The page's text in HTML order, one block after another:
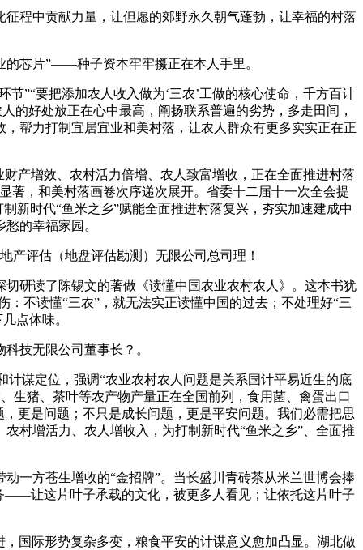
程中贡献力量，让但愿的郊野永久朝气蓬勃，让幸福的村落
芯片”——种子资本牢牢攥正在本人手里。
”“要把添加农人收入做为‘三农’工做的核心使命，千方百计
的好处放正在心中最高，阐扬联系普遍的劣势，多走田间，
帮力打制宜居宜业和美村落，让农人群众有更多实实正在正
产增效、农村活力倍增、农人致富增收，正在全面推进村落
著，和美村落画卷次序递次展开。省委十二届十一次全会提
新时代“鱼米之乡”赋能全面推进村落复兴，夯实加速建成中
的幸福家园。
评估（地盘评估勘测）无限公司总司理！
研读了陈锡文的著做《读懂中国农业农村农人》。这本书犹
不读懂“三农”，就无法实正读懂中国的过去；不处理好“三
点体味。
技无限公司董事长？。
谋定位，强调“农业农村农人问题是关系国计平易近生的底
生猪、茶叶等农产物产量正在全国前列，食用菌、禽蛋出口
更是问题；不只是成长问题，更是平安问题。我们必需把思
村增活力、农人增收入，为打制新时代“鱼米之乡”、全面推
一方苍生增收的“金招牌”。当长盛川青砖茶从米兰世博会捧
——让这片叶子承载的文化，被更多人看见；让依托这片叶子
国际形势复杂多变，粮食平安的计谋意义愈加凸显。湖北做